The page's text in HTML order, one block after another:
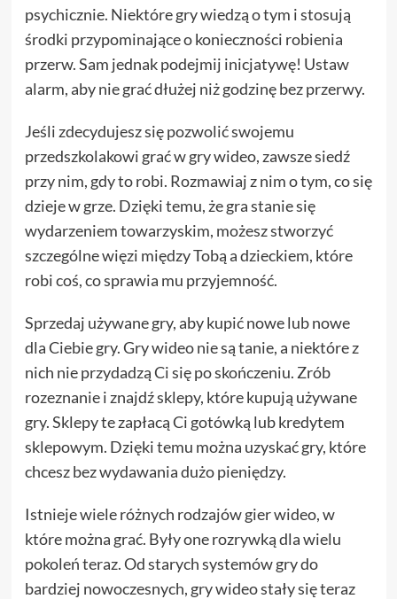
psychicznie. Niektóre gry wiedzą o tym i stosują
środki przypominające o konieczności robienia
przerw. Sam jednak podejmij inicjatywę! Ustaw
alarm, aby nie grać dłużej niż godzinę bez przerwy.
Jeśli zdecydujesz się pozwolić swojemu
przedszkolakowi grać w gry wideo, zawsze siedź
przy nim, gdy to robi. Rozmawiaj z nim o tym, co się
dzieje w grze. Dzięki temu, że gra stanie się
wydarzeniem towarzyskim, możesz stworzyć
szczególne więzi między Tobą a dzieckiem, które
robi coś, co sprawia mu przyjemność.
Sprzedaj używane gry, aby kupić nowe lub nowe
dla Ciebie gry. Gry wideo nie są tanie, a niektóre z
nich nie przydadzą Ci się po skończeniu. Zrób
rozeznanie i znajdź sklepy, które kupują używane
gry. Sklepy te zapłacą Ci gotówką lub kredytem
sklepowym. Dzięki temu można uzyskać gry, które
chcesz bez wydawania dużo pieniędzy.
Istnieje wiele różnych rodzajów gier wideo, w
które można grać. Były one rozrywką dla wielu
pokoleń teraz. Od starych systemów gry do
bardziej nowoczesnych, gry wideo stały się teraz